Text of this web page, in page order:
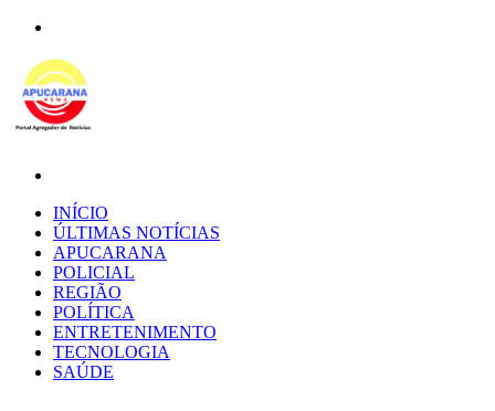
INÍCIO
ÚLTIMAS NOTÍCIAS
APUCARANA
POLICIAL
REGIÃO
POLÍTICA
ENTRETENIMENTO
TECNOLOGIA
SAÚDE